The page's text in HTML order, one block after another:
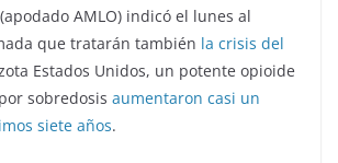
AMLO) indicó el lunes al
que tratarán también la crisis del
Estados Unidos, un potente opioide
sobredosis aumentaron casi un
siete años.